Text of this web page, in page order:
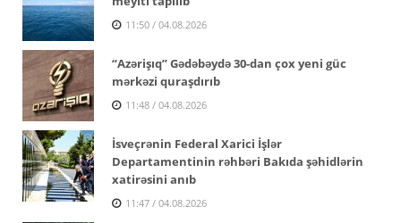
11:50 / 04.08.2026
“Azərişıq” Gədəbəydə 30-dan çox yeni güc
mərkəzi quraşdırıb
11:48 / 04.08.2026
İsveçrənin Federal Xarici İşlər
Departamentinin rəhbəri Bakıda şəhidlərin
xatirəsini anıb
11:47 / 04.08.2026